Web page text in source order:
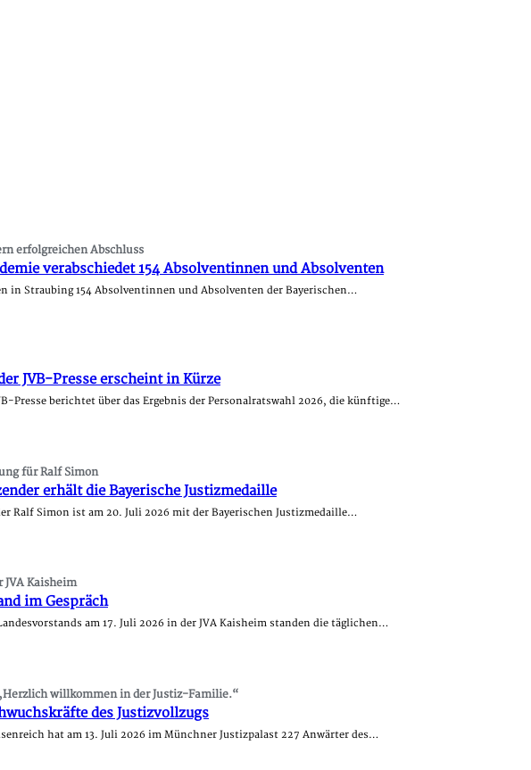
erfolgreichen Abschluss
verabschiedet 154 Absolventinnen und Absolventen
in Straubing 154 Absolventinnen und Absolventen der Bayerischen…
JVB-Presse erscheint in Kürze
Presse berichtet über das Ergebnis der Personalratswahl 2026, die künftige…
für Ralf Simon
erhält die Bayerische Justizmedaille
Ralf Simon ist am 20. Juli 2026 mit der Bayerischen Justizmedaille…
JVA Kaisheim
im Gespräch
am 17. Juli 2026 in der JVA Kaisheim standen die täglichen…
willkommen in der Justiz-Familie.“
des Justizvollzugs
hat am 13. Juli 2026 im Münchner Justizpalast 227 Anwärter des…